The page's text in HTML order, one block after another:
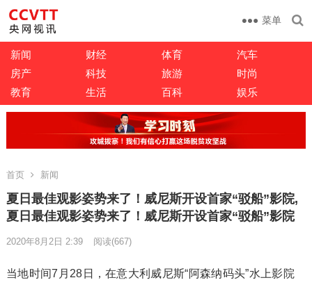
菜单
新闻 财经 体育
汽车
房产
科技 旅游
时尚
教育
生活 百科 娱乐
首页 新闻
夏日最佳观影姿势来了！威尼斯开设首家“驳船”影院,
夏日最佳观影姿势来了！威尼斯开设首家“驳船”影院
2020年8月2日 2:39 阅读(667)
当地时间7月28日，在意大利威尼斯“阿森纳码头”水上影院